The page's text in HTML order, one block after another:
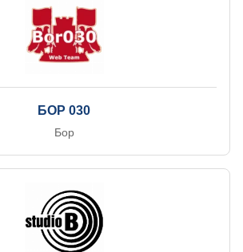
БОР 030
Бор